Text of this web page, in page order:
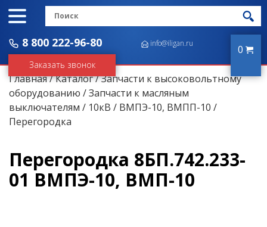
8 800 222-96-80
Заказать звонок
info@iligan.ru 0
Главная/Каталог/Запчасти к высоковольтному
оборудованию /Запчасти к масляным
выключателям / 10кВ / ВМПЭ-10, ВМПП-10 /
Перегородка
Перегородка 8БП.742.233-
01 ВМПЭ-10, ВМП-10